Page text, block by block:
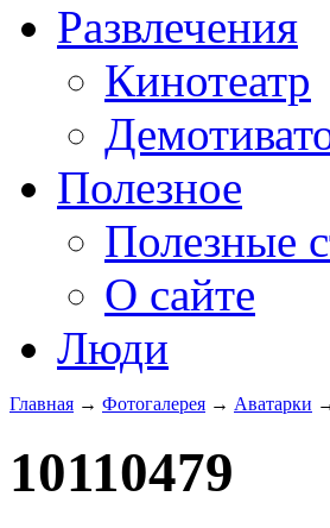
Развлечения
Кинотеатр
Полезное
Полезные
О сайте
Люди
Главная → Фотогалерея → Аватарки
10110479